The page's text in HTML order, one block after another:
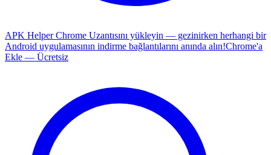
APK Helper Chrome Uzantısını yükleyin — gezinirken herhangi bir
Android uygulamasının indirme bağlantılarını anında alın!Chrome'a
Ekle — Ücretsiz